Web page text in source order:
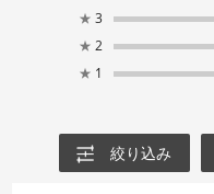
★ 3
★ 2
★ 1
絞り込み